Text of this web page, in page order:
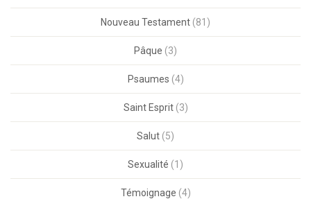
Nouveau Testament (81)
Pâque (3)
Psaumes (4)
Saint Esprit(3)
Salut (5)
Sexualité (1)
Témoignage (4)